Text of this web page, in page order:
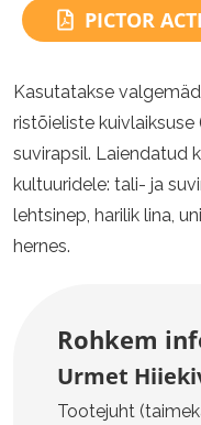
PICTOR
Kasutatakse
ristõieliste
suvirapsil. Laiendatud
kultuuridele: tali- ja
lehtsinep, harilik lina,
hernes.
Rohkem
Urmet
Tootejuht